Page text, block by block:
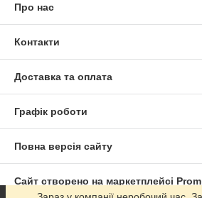
Про нас
Контакти
Доставка та оплата
Графік роботи
Повна версія сайту
Сайт створено на маркетплейсі